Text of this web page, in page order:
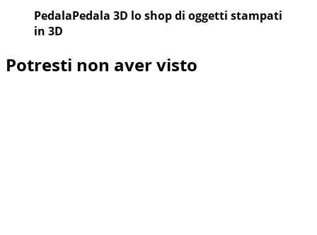
PedalaPedala 3D lo shop di oggetti stampati
in 3D
Potresti non aver visto